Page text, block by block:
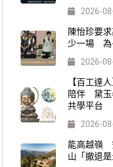
2026-
陳怡珍要
少一場 為
2026-
【百工達
陪伴 黛玉
共學平台
2026-
能高越嶺
山「撤退